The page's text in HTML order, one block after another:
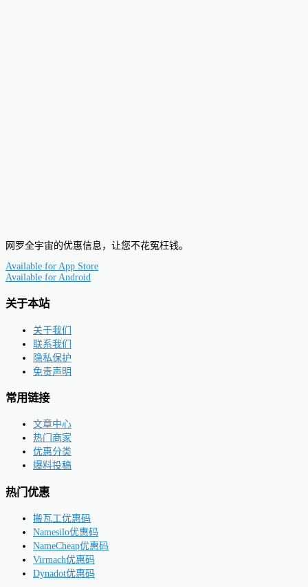
网罗全宇宙的优惠信息，让您不花冤枉钱。
Available for App Store
Available for Android
关于本站
关于我们
联系我们
隐私保护
免责声明
常用链接
文章中心
热门商家
优惠分类
爆料投稿
热门优惠
搬瓦工优惠码
Namesilo优惠码
NameCheap优惠码
Virmach优惠码
Dynadot优惠码